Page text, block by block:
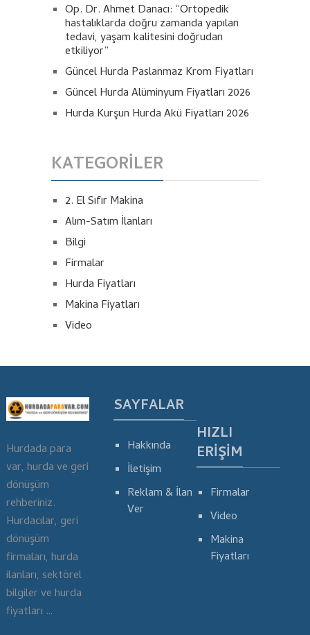
Op. Dr. Ahmet Danacı: “Ortopedik
hastalıklarda doğru zamanda yapılan
tedavi, yaşam kalitesini doğrudan
etkiliyor”
Güncel Hurda Paslanmaz Krom Fiyatları
Güncel Hurda Alüminyum Fiyatları 2026
Hurda Kurşun Hurda Akü Fiyatları 2026
KATEGORILER
2. El Sıfır Makina
Alım-Satım İlanları
Bilgi
Firmalar
Hurda Fiyatları
Makina Fiyatları
Video
Hurdada para
var, hurda ve geri
dönüşüm
rehberiniz.
Hurdacılar, geri
dönüşüm
firmaları, hurda
ilanları, sektörel
bilgiler ve hurda
fiyatları …
SAYFALAR
Hakkında
İletişim
Reklam & İlan
Ver
HIZLI
ERIŞIM
Firmalar
Video
Makina
Fiyatları